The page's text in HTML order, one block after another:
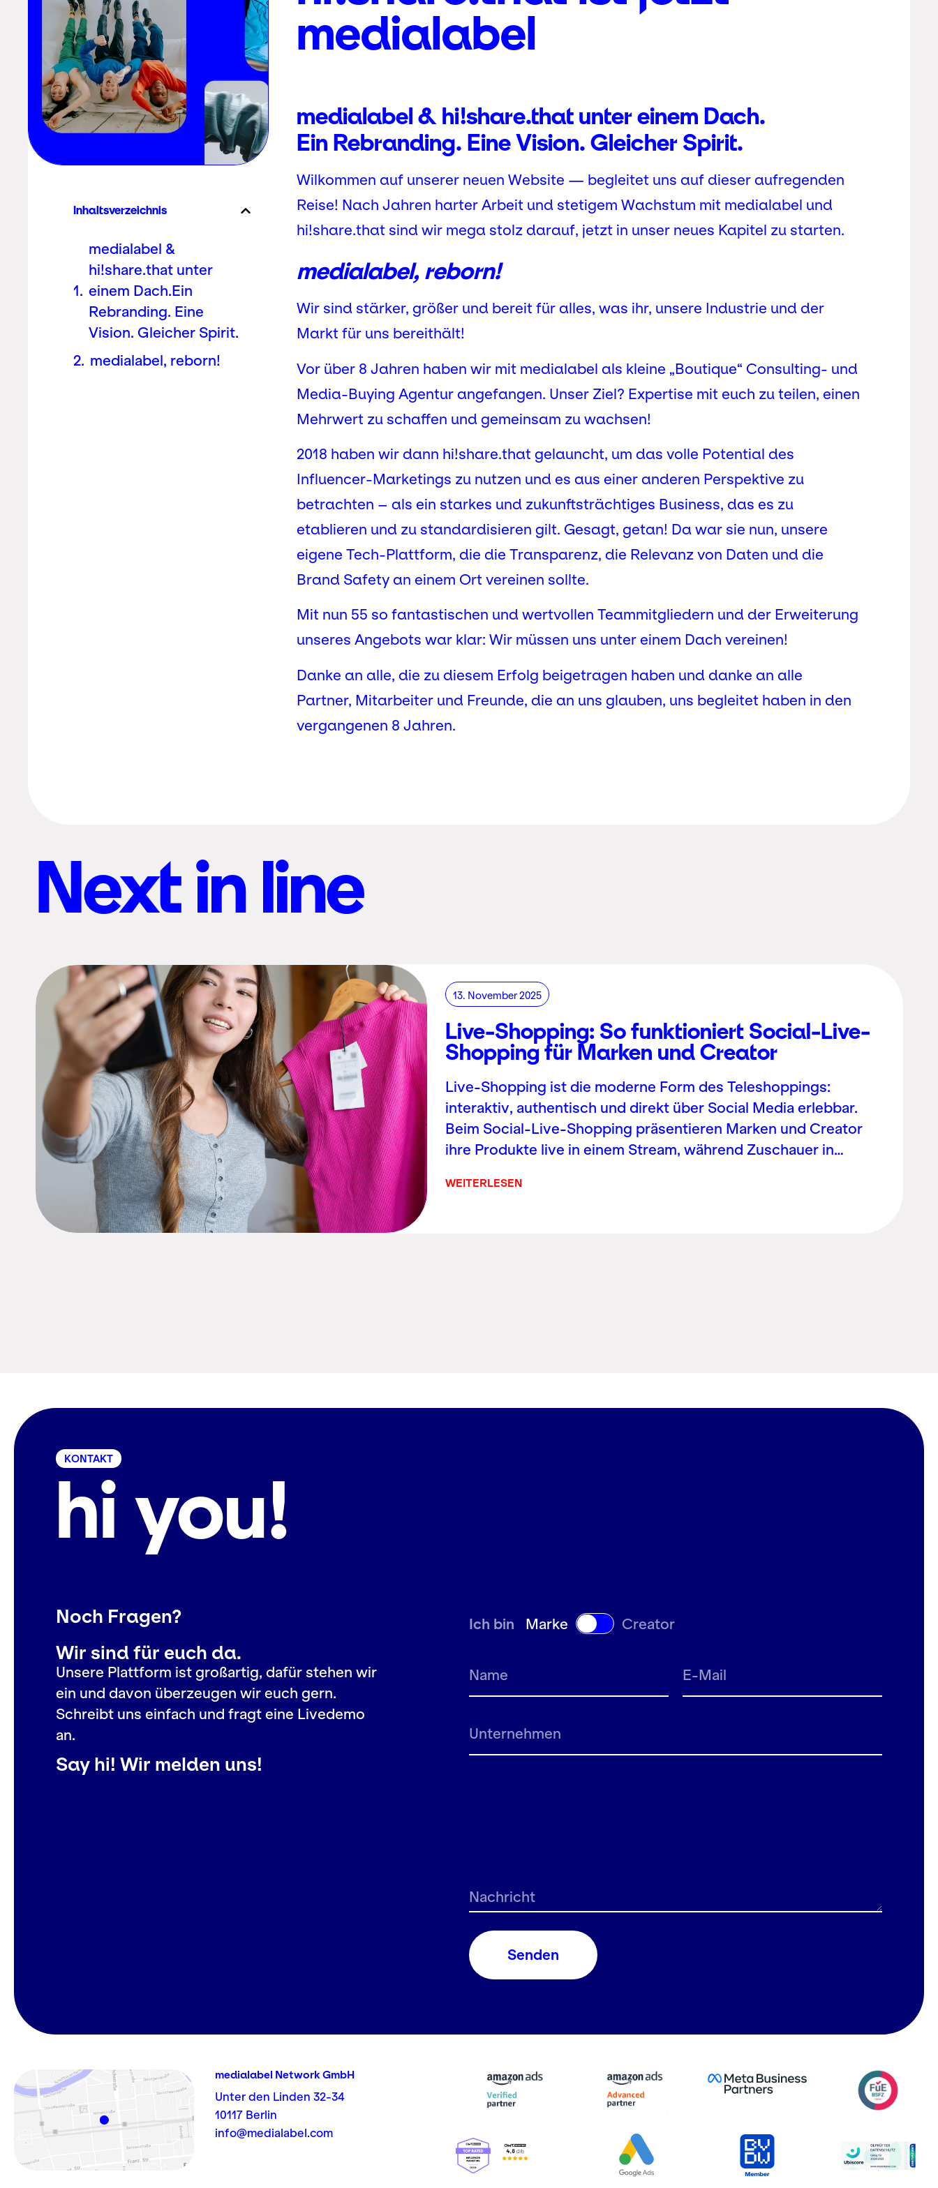
Inhaltsverzeichnis
medialabel &
hi!share.that unter
einem Dach.Ein
Rebranding. Eine
Vision. Gleicher Spirit.
medialabel, reborn!
medialabel
medialabel & hi!share.that unter einem Dach.
Ein Rebranding. Eine Vision. Gleicher Spirit.
Wilkommen auf unserer neuen Website — begleitet uns auf dieser aufregenden
Reise! Nach Jahren harter Arbeit und stetigem Wachstum mit medialabel und
hi!share.that sind wir mega stolz darauf, jetzt in unser neues Kapitel zu starten.
medialabel, reborn!
Wir sind stärker, größer und bereit für alles, was ihr, unsere Industrie und der
Markt für uns bereithält!
Vor über 8 Jahren haben wir mit medialabel als kleine „Boutique“ Consulting- und
Media-Buying Agentur angefangen. Unser Ziel? Expertise mit euch zu teilen, einen
Mehrwert zu schaffen und gemeinsam zu wachsen!
2018 haben wir dann hi!share.that gelauncht, um das volle Potential des
Influencer-Marketings zu nutzen und es aus einer anderen Perspektive zu
betrachten – als ein starkes und zukunftsträchtiges Business, das es zu
etablieren und zu standardisieren gilt. Gesagt, getan! Da war sie nun, unsere
eigene Tech-Plattform, die die Transparenz, die Relevanz von Daten und die
Brand Safety an einem Ort vereinen sollte.
Mit nun 55 so fantastischen und wertvollen Teammitgliedern und der Erweiterung
unseres Angebots war klar: Wir müssen uns unter einem Dach vereinen!
Danke an alle, die zu diesem Erfolg beigetragen haben und danke an alle
Partner, Mitarbeiter und Freunde, die an uns glauben, uns begleitet haben in den
vergangenen 8 Jahren.
Next in line
13. November 2025
Live-Shopping: So funktioniert Social-Live-
Shopping für Marken und Creator
Live-Shopping ist die moderne Form des Teleshoppings:
interaktiv, authentisch und direkt über Social Media erlebbar.
Beim Social-Live-Shopping präsentieren Marken und Creator
ihre Produkte live in einem Stream, während Zuschauer in…
WEITERLESEN
KONTAKT
hi you!
Noch Fragen?
Wir sind für euch da.
Unsere Plattform ist großartig, dafür stehen wir
ein und davon überzeugen wir euch gern.
Schreibt uns einfach und fragt eine Livedemo
an.
Say hi! Wir melden uns!
Ich bin Marke Creator
Senden
medialabel Network GmbH
Unter den Linden 32-34
10117 Berlin
info@medialabel.com